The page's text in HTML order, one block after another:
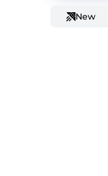
New